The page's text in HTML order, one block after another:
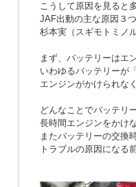
こうして原因を見ると
JAF出動の主な原因３
杉本実（スギモトミノ
まず、バッテリーはエ
いわゆるバッテリーが
エンジンがかけられな
どんなことでバッテリ
長時間エンジンをかけ
またバッテリーの交換
トラブルの原因になる